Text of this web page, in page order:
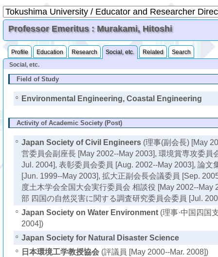
Professor Emeritus : Murakami, Hitoshi
Profile Education Research Social, etc. Related
Search
Social, etc.
Field of Study
○ Environmental Engineering, Coastal Engineering
Activity of Academic Society (Post)
○ Japan Society of Civil Engineers(理事(副会長) [May
営委員会副座長 [May 2002--May 2003], 環境賞専攻委員
Jul. 2004], 表彰委員会委員 [Aug. 2002--May 2003], 論文
[Jun. 1999--May 2003], 拡大正副会長会議委員 [Sep.
度土木学会全国大会実行委員会 相談役 [May 2002--May
部 四国の自然災害に関する調査研究委員会委員 [Jul.
○ Japan Society on Water Environment(理事·中国四国
2004])
○ Japan Society for Natural Disaster Science
○ 日本環境工学教授協会(評議員 [May 2000--Mar. 2008])